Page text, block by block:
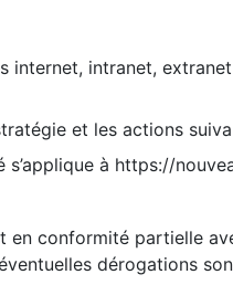
internet, intranet,
et les actions
s’applique à https://
en conformité partielle
dérogations